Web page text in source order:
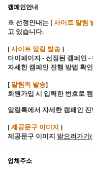
캠페인안내
※ 선정안내는 [ 사이트 알림
고 있습니다.
[ 사이트 알림 발송 ]
마이페이지 - 선정된 캠페인
자세한 캠페인 진행 방법 확
[ 알림톡 발송]
회원가입 시 입력한 번호로
알림톡에서 자세한 캠페인
[ 제공문구 이미지 ]
제공문구 이미지 받으러가기(
업체주소